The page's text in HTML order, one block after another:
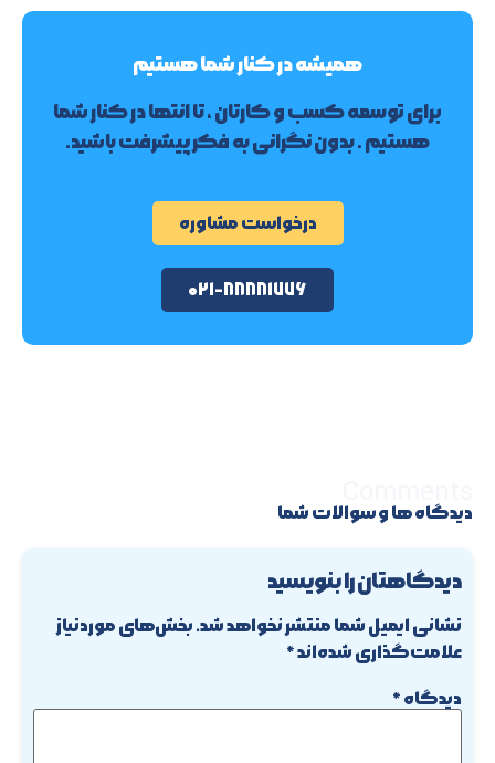
همیشه در کنار شما هستیم
برای توسعه کسب و کارتان ، تا انتها در کنار شما
هستیم . بدون نگرانی به فکر پیشرفت باشید.
درخواست مشاوره
۰۲۱-۸۸۸۸۱۷۷۶
دیدگاه ها و سوالات شما
دیدگاهتان را بنویسید
نشانی ایمیل شما منتشر نخواهد شد.بخش‌های موردنیاز
علامت‌گذاری شده‌اند*
دیدگاه*